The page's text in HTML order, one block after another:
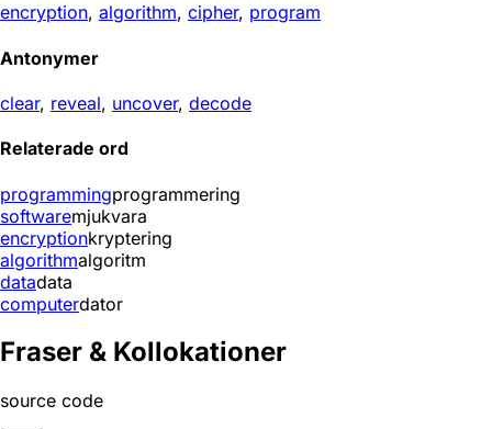
encryption, algorithm, cipher, program
Antonymer
clear, reveal, uncover, decode
Relaterade ord
programmingprogrammering
softwaremjukvara
encryptionkryptering
algorithmalgoritm
datadata
computerdator
Fraser & Kollokationer
source code